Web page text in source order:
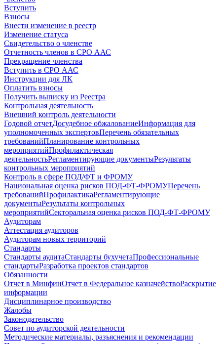
Вступить
Взносы
Внести изменение в реестр
Изменение статуса
Свидетельство о членстве
Отчетность членов в СРО ААС
Прекращение членства
Вступить в СРО ААС
Инструкции для ЛК
Оплатить взносы
Получить выписку из Реестра
Контрольная деятельность
Внешний контроль деятельности
Годовой отчетДосудебное обжалованиеИнформация для
уполномоченных экспертовПеречень обязательных
требованийПланирование контрольных
мероприятийПрофилактическая
деятельностьРегламентирующие документыРезультаты
контрольных мероприятий
Контроль в сфере ПОД/ФТ и ФРОМУ
Национальная оценка рисков ПОД-ФТ-ФРОМУПеречень
требованийПрофилактикаРегламентирующие
документыРезультаты контрольных
мероприятийСекторальная оценка рисков ПОД-ФТ-ФРОМУ
Аудиторам
Аттестация аудиторов
Аудиторам новых территорий
Стандарты
Стандарты аудитаСтандарты бухучетаПрофессиональные
стандартыРазработка проектов стандартов
Обязанности
Отчет в МинфинОтчет в Федеральное казначействоРаскрытие
информации
Дисциплинарное производство
Жалобы
Законодательство
Совет по аудиторской деятельности
Методические материалы, разъяснения и рекомендации